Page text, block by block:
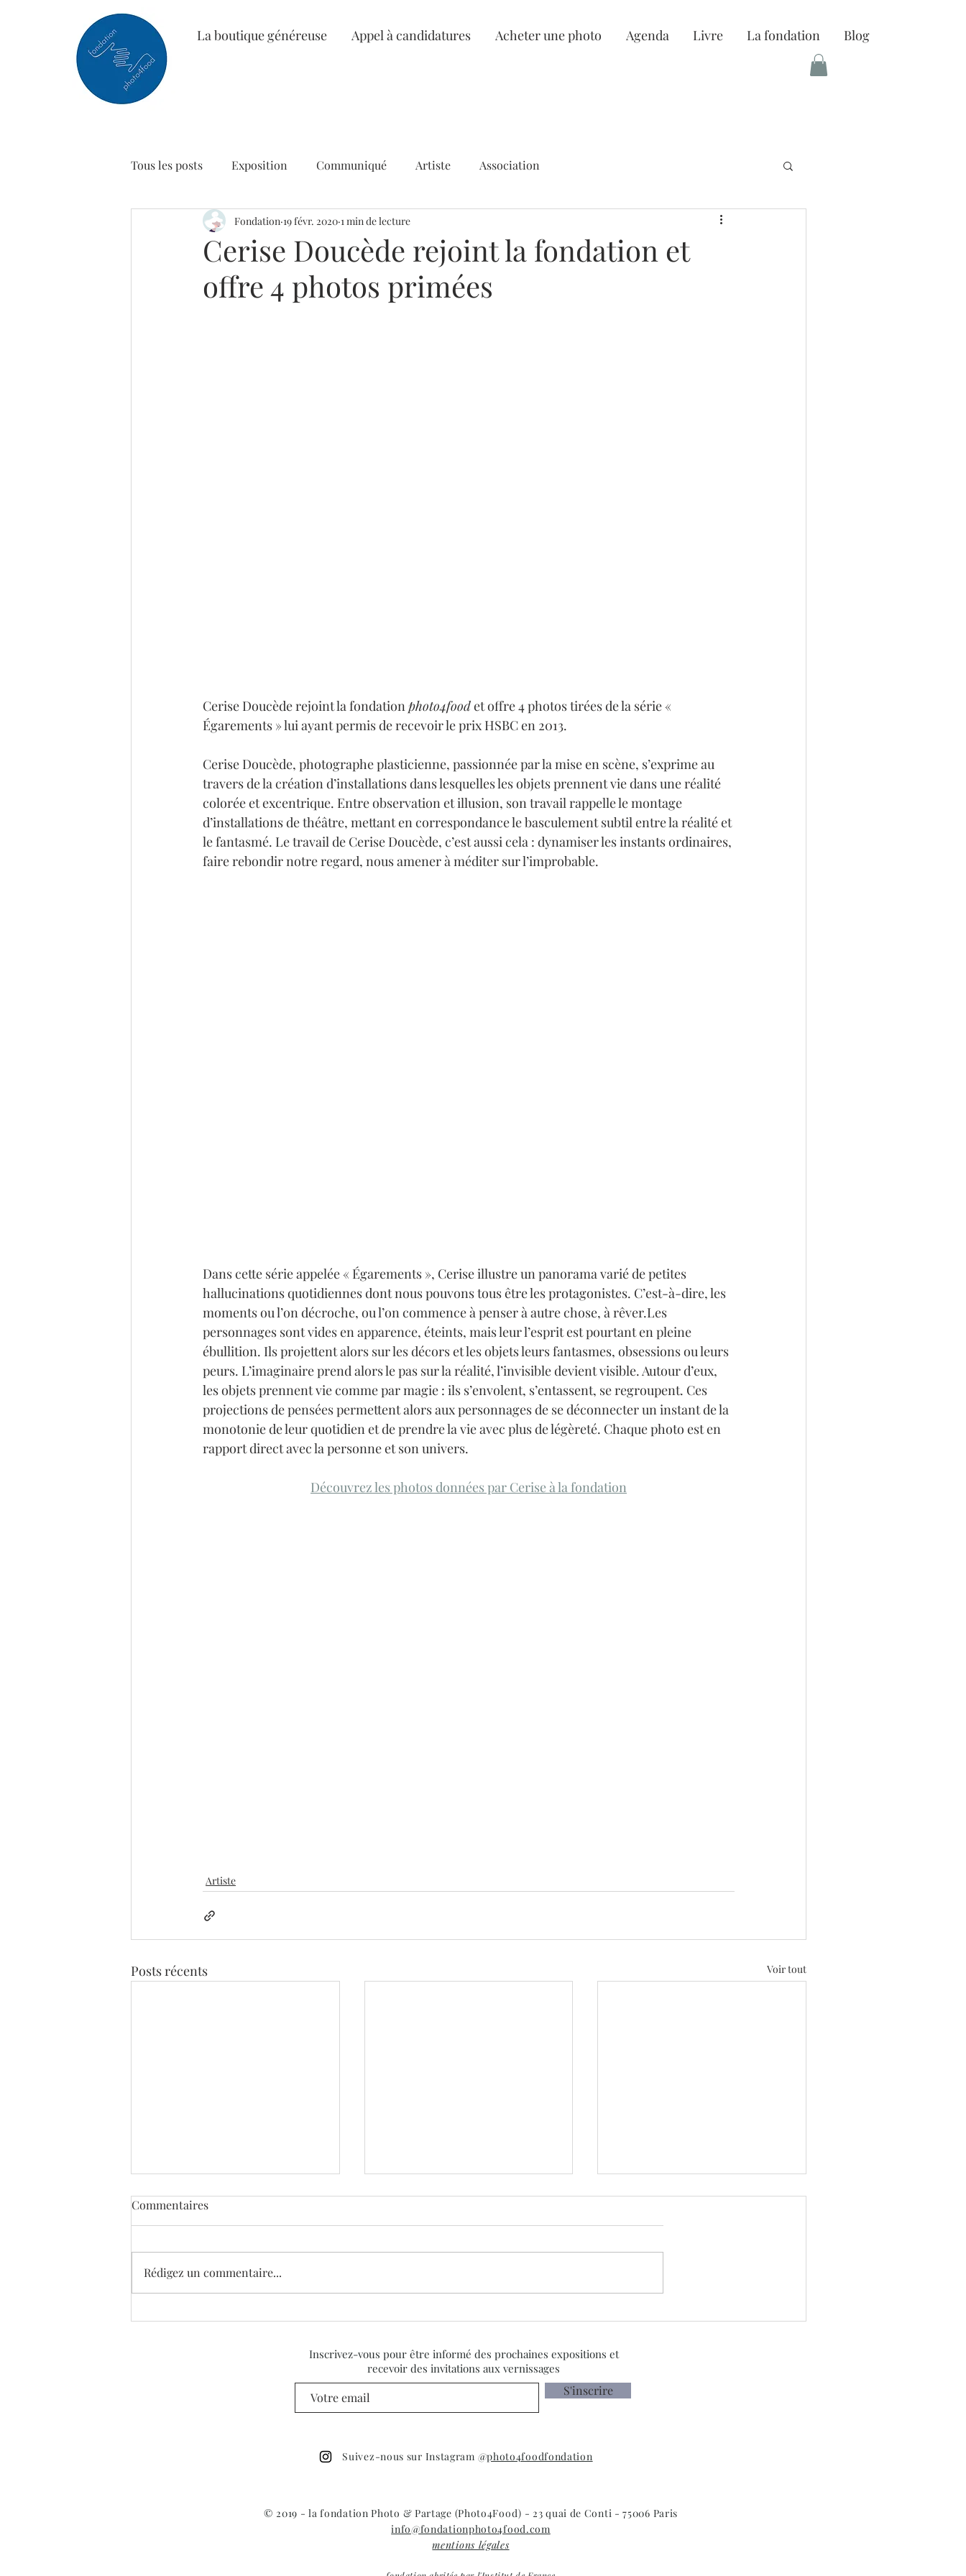
La boutique généreuse Appel à candidatures Acheter une photo Agenda Livre La fondation Blog
Tous les posts Exposition Communiqué Artiste Association
Cerise Doucède rejoint la fondation et
offre 4 photos primées
Fondation 19 févr. 2020 1 min de lecture
Cerise Doucède rejoint la fondation photo4food et offre 4 photos tirées de la série «
Égarements » lui ayant permis de recevoir le prix HSBC en 2013.
Cerise Doucède, photographe plasticienne, passionnée par la mise en scène, s’exprime au
travers de la création d’installations dans lesquelles les objets prennent vie dans une réalité
colorée et excentrique. Entre observation et illusion, son travail rappelle le montage
d’installations de théâtre, mettant en correspondance le basculement subtil entre la réalité et
le fantasmé. Le travail de Cerise Doucède, c’est aussi cela : dynamiser les instants ordinaires,
faire rebondir notre regard, nous amener à méditer sur l’improbable.
Dans cette série appelée « Égarements », Cerise illustre un panorama varié de petites
hallucinations quotidiennes dont nous pouvons tous être les protagonistes. C’est-à-dire, les
moments ou l’on décroche, ou l’on commence à penser à autre chose, à rêver.Les
personnages sont vides en apparence, éteints, mais leur l’esprit est pourtant en pleine
ébullition. Ils projettent alors sur les décors et les objets leurs fantasmes, obsessions ou leurs
peurs. L’imaginaire prend alors le pas sur la réalité, l’invisible devient visible. Autour d’eux,
les objets prennent vie comme par magie : ils s’envolent, s’entassent, se regroupent. Ces
projections de pensées permettent alors aux personnages de se déconnecter un instant de la
monotonie de leur quotidien et de prendre la vie avec plus de légèreté. Chaque photo est en
rapport direct avec la personne et son univers.
Découvrez les photos données par Cerise à la fondation
Artiste
Posts récents Voir tout
2023 : le photographe
Commentaires
Rédigez un commentaire...
Inscrivez-vous pour être informé des prochaines expositions et
recevoir des invitations aux vernissages
S'inscrire
Suivez-nous sur Instagram @photo4foodfondation
© 2019 - la fondation Photo & Partage (Photo4Food) - 23 quai de Conti - 75006 Paris
info@fondationphoto4food.com
mentions légales